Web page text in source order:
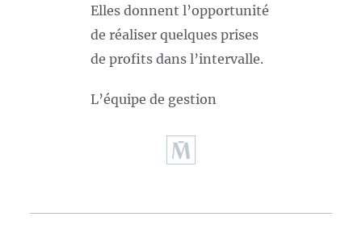
Elles donnent l’opportunité
de réaliser quelques prises
de profits dans l’intervalle.
L’équipe de gestion